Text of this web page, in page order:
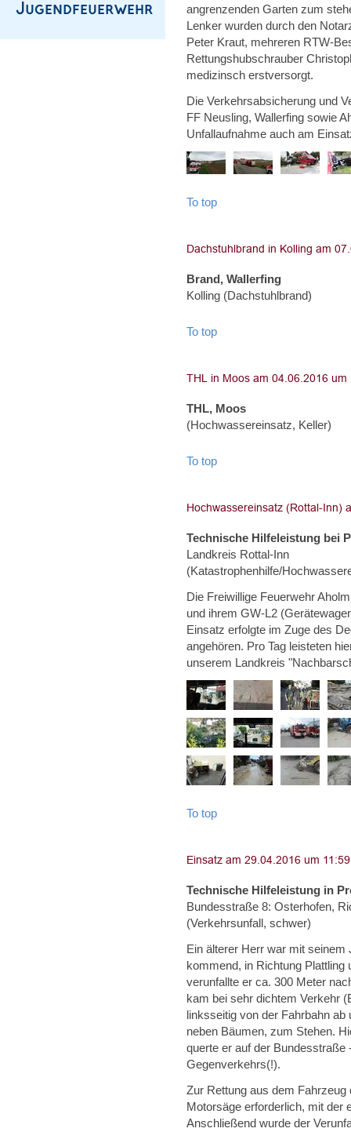
angrenzenden Garten zum
Lenker wurden durch den
Peter Kraut, mehreren RTW-
Rettungshubschrauber
medizinsch erstversorgt.
Die Verkehrsabsicherung und
FF Neusling, Wallerfing sowie
Unfallaufnahme auch am
To top
Brand, Wallerfing
Kolling (Dachstuhlbrand)
To top
THL, Moos
(Hochwassereinsatz, Keller)
To top
Technische Hilfeleistung bei
Landkreis Rottal-Inn
(Katastrophenhilfe/
Die Freiwillige Feuerwehr
und ihrem GW-L2
Einsatz erfolgte im Zuge des
angehören. Pro Tag leisteten
unserem Landkreis
To top
Technische Hilfeleistung in
Bundesstraße 8: Osterhofen,
(Verkehrsunfall, schwer)
Ein älterer Herr war mit
kommend, in Richtung Plattling
verunfallte er ca. 300 Meter
kam bei sehr dichtem Verkehr
linksseitig von der Fahrbahn
neben Bäumen, zum Stehen.
querte er auf der Bundesstraße
Gegenverkehrs(!).
Zur Rettung aus dem
Motorsäge erforderlich, mit der
Anschließend wurde der